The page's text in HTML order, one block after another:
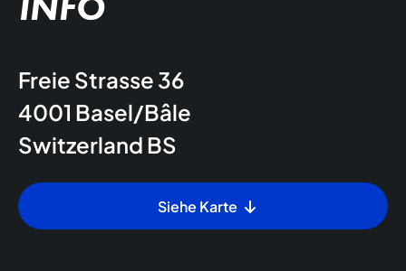
Freie Strasse 36
4001 Basel/Bâle
Switzerland BS
Siehe Karte